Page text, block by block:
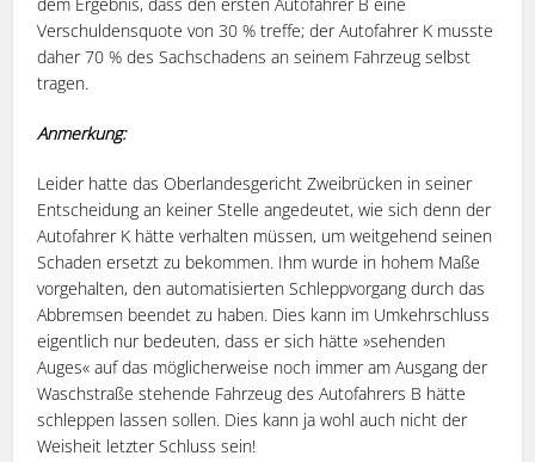
Verschuldensquote von 30 % treffe; der Autofahrer K musste
daher 70 % des Sachschadens an seinem Fahrzeug selbst
tragen.
Anmerkung:
Leider hatte das Oberlandesgericht Zweibrücken in seiner
Entscheidung an keiner Stelle angedeutet, wie sich denn der
Autofahrer K hätte verhalten müssen, um weitgehend seinen
Schaden ersetzt zu bekommen. Ihm wurde in hohem Maße
vorgehalten, den automatisierten Schleppvorgang durch das
Abbremsen beendet zu haben. Dies kann im Umkehrschluss
eigentlich nur bedeuten, dass er sich hätte »sehenden
Auges« auf das möglicherweise noch immer am Ausgang der
Waschstraße stehende Fahrzeug des Autofahrers B hätte
schleppen lassen sollen. Dies kann ja wohl auch nicht der
Weisheit letzter Schluss sein!